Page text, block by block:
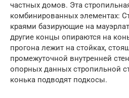
частных домов. Эта
комбинированных элементах:
краями базирующие на
другие концы опираются на
прогона лежит на стойках,
промежуточной внутренней
опорных данных стропильной
конька подводят подкосы.